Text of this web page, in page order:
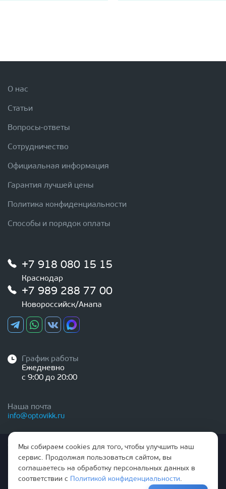
О нас
Статьи
Вопросы-ответы
Сотрудничество
Официальная информация
Гарантия лучшей цены
Политика конфиденциальности
Способы и порядок оплаты
+7 918 080 15 15
Краснодар
+7 989 288 77 00
Новороссийск/Анапа
График работы
Ежедневно
с 9:00 до 20:00
Наша почта
info@optovikk.ru
Стоимость товаров и услуг, указанная на сайте,
Правила эксплутации входных и межкомнатных дверей
Мы собираем cookies для того, чтобы улучшить наш
сервис. Продолжая пользоваться сайтом, вы
соглашаетесь на обработку персональных данных в
соответствии с
Политикой конфиденциальности.